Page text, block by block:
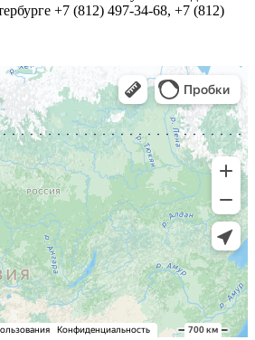
+7 (812) 497-34-68, +7 (812)